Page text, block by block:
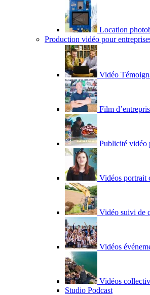
Location
Production vidéo pour
Vidéo
Film
Publicité vidéo
Vidéos portrait
Vidéo suivi de
Vidéos
Vidéos
Studio Podcast